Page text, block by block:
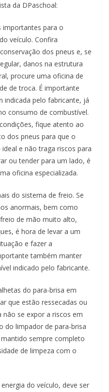
da DPaschoal:
importantes para o
veículo. Confira
dos pneus e, se
danos na estrutura
procure uma oficina de
de troca. É importante
indicada pelo fabricante, já
consumo de combustível.
fique atento ao
dos pneus para que o
e não traga riscos para
ou tender para um lado, é
oficina especializada.
do sistema de freio. Se
anormais, bem como
de mão muito alto,
é hora de levar a um
e fazer a
também manter
indicado pelo fabricante.
do para-brisa em
que estão ressecadas ou
se expor a riscos em
do limpador de para-brisa
sempre completo
de limpeza com o
do veículo, deve ser